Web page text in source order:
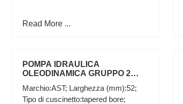
Read More ...
POMPA IDRAULICA
OLEODINAMICA GRUPPO 2
TRATTORE LANDINI
Marchio:AST; Larghezza (mm):52;
Tipo di cuscinetto:tapered bore;